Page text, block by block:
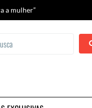
a mulher”
de Araruama